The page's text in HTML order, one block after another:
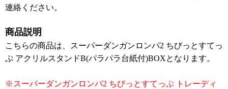
連絡ください。
商品説明
こちらの商品は、スーパーダンガンロンパ2 ちびっとすてっ
ぷ アクリルスタンドB(パラパラ台紙付)BOXとなります。
※スーパーダンガンロンパ2 ちびっとすてっぷ トレーディ